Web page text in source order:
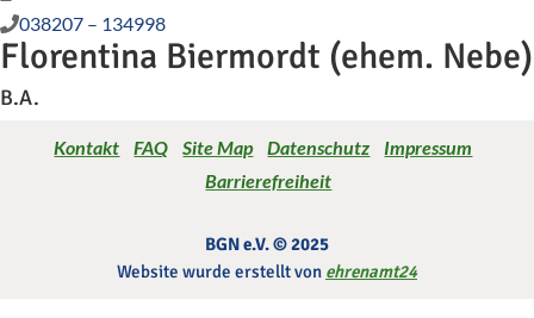
038207 – 134998
Florentina Biermordt (ehem. Nebe)
B.A.
Kontakt‎ ‎ ‎ ‎FAQ ‎‎ ‎ ‎ ‎Site Map‎ ‎ ‎Datenschutz‎ Impressum
‎Barrierefreiheit
BGN e.V. © 2025
Website wurde erstellt von ehrenamt24